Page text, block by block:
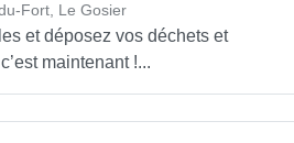
Fort, Le Gosier
et déposez vos déchets et
maintenant !...